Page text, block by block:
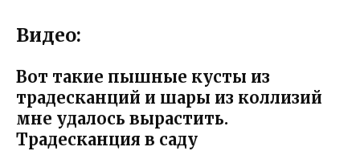
Видео:
Вот такие пышные кусты из
традесканций и шары из коллизий
мне удалось вырастить.
Традесканция в саду